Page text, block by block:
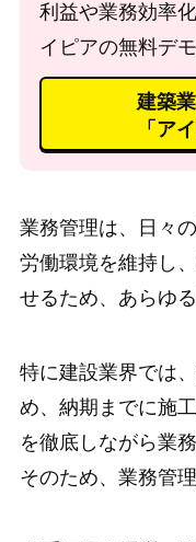
利益や業務効率
イピアの無料デ
建築
「ア
業務管理は、日々
労働環境を維持し
せるため、あらゆ
特に建設業界では
め、納期までに施
を徹底しながら業
そのため、業務管